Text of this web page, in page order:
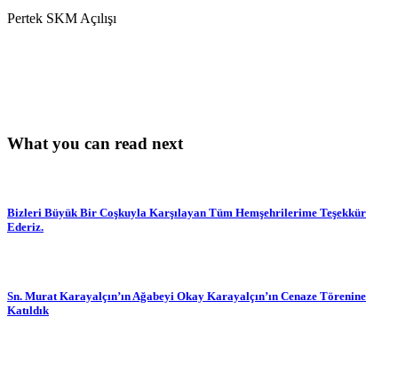
Pertek SKM Açılışı
What you can read next
Bizleri Büyük Bir Coşkuyla Karşılayan Tüm Hemşehrilerime Teşekkür
Ederiz.
Sn. Murat Karayalçın’ın Ağabeyi Okay Karayalçın’ın Cenaze Törenine
Katıldık